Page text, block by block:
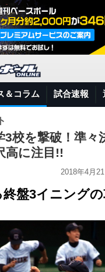
＆コラム 試合速報
3校を撃破！準々
高に注目!!
2018年4月
盤3イニング